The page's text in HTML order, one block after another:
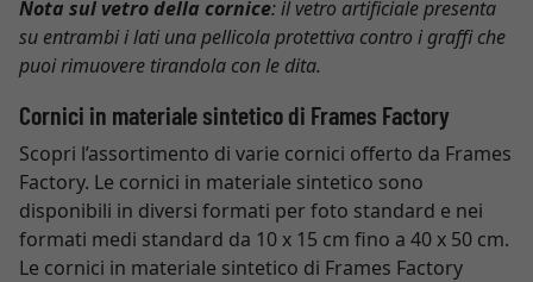
Nota sul vetro della cornice: il vetro artificiale presenta
su entrambi i lati una pellicola protettiva contro i graffi che
puoi rimuovere tirandola con le dita.
Cornici in materiale sintetico di Frames Factory
Scopri l’assortimento di varie cornici offerto da Frames
Factory. Le cornici in materiale sintetico sono
disponibili in diversi formati per foto standard e nei
formati medi standard da 10 x 15 cm fino a 40 x 50 cm.
Le cornici in materiale sintetico di Frames Factory